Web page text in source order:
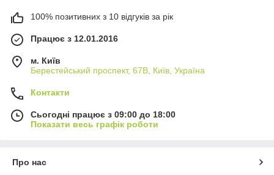
100% позитивних з 10 відгуків за рік
Працює з 12.01.2016
м. Київ
Берестейський проспект, 67В, Київ, Україна
Контакти
Сьогодні працює з 09:00 до 18:00
Показати весь графік роботи
Про нас